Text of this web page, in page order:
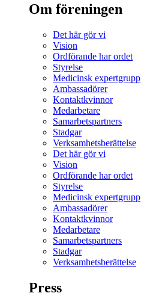
Om föreningen
Det här gör vi
Vision
Ordförande har ordet
Styrelse
Medicinsk expertgrupp
Ambassadörer
Kontaktkvinnor
Medarbetare
Samarbetspartners
Stadgar
Verksamhetsberättelse
Det här gör vi
Vision
Ordförande har ordet
Styrelse
Medicinsk expertgrupp
Ambassadörer
Kontaktkvinnor
Medarbetare
Samarbetspartners
Stadgar
Verksamhetsberättelse
Press